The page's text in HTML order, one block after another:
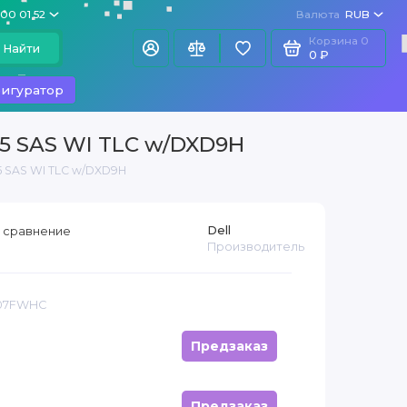
01 52 Валюта RUB
Найти
Корзина 0
0 ₽
SAS WI TLC w/DXD9H
WI TLC w/DXD9H
Dell
Производитель
Предзаказ
сравнение